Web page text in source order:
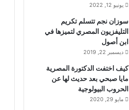
يونيو 12, 2022
سوزان نجم تتسلم تكريم
التليفزيون المصري لتميزها في
ابن أصول
ديسمبر 22, 2019
كيف اختفت الدكتورة المصرية
مايا صبحي بعد حديث لها عن
الحروب البيولوجية
مايو 29, 2020